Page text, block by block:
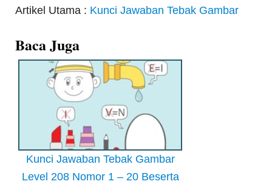
Artikel Utama : Kunci Jawaban Tebak Gambar
Baca Juga
Kunci Jawaban Tebak Gambar
Level 208 Nomor 1 – 20 Beserta